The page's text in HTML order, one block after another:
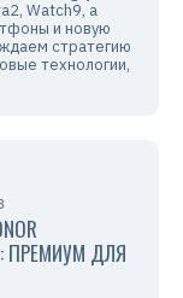
Watch9, а
и новую
стратегию
технологии,
ПРЕМИУМ ДЛЯ